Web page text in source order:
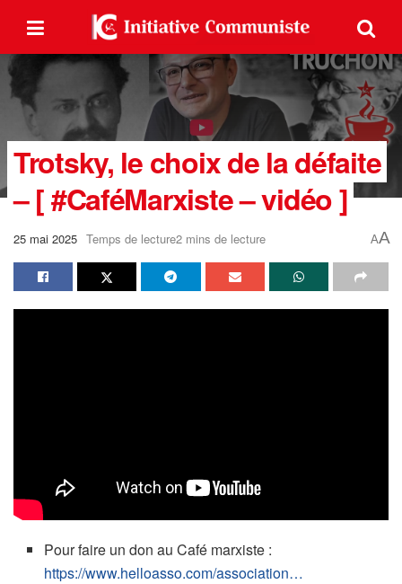
Trotsky, le choix de la défaite
– [ #CaféMarxiste – vidéo ]
25 mai 2025 Temps de lecture2 mins de lecture AA
Pour faire un don au Café marxiste :
https://www.helloasso.com/association…